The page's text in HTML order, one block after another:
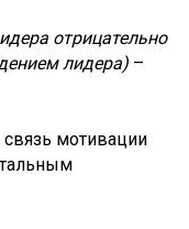
отрицательно
лидера) –
связь мотивации